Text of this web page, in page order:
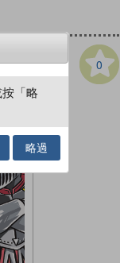
0
「略
略過